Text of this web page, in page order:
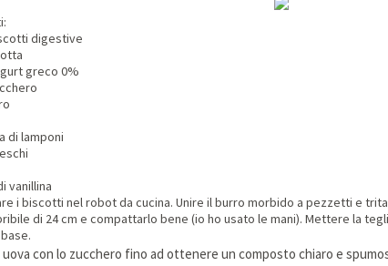
digestive
greco 0%
di lamponi
vanillina
i biscotti nel robot da cucina. Unire il burro morbido a pezzetti e
di 24 cm e compattarlo bene (io ho usato le mani). Mettere la
uova con lo zucchero fino ad ottenere un composto chiaro e